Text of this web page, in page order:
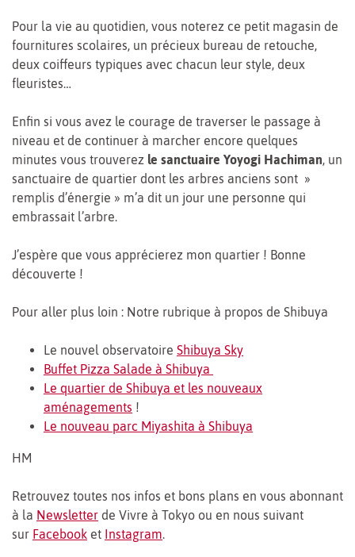
Pour la vie au quotidien, vous noterez ce petit magasin de
fournitures scolaires, un précieux bureau de retouche,
deux coiffeurs typiques avec chacun leur style, deux
fleuristes…
Enfin si vous avez le courage de traverser le passage à
niveau et de continuer à marcher encore quelques
minutes vous trouverez le sanctuaire Yoyogi Hachiman, un
sanctuaire de quartier dont les arbres anciens sont »
remplis d’énergie » m’a dit un jour une personne qui
embrassait l’arbre.
J’espère que vous apprécierez mon quartier ! Bonne
découverte !
Pour aller plus loin : Notre rubrique à propos de Shibuya
Le nouvel observatoire Shibuya Sky
Buffet Pizza Salade à Shibuya
Le quartier de Shibuya et les nouveaux
aménagements !
Le nouveau parc Miyashita à Shibuya
HM
Retrouvez toutes nos infos et bons plans en vous abonnant
à la Newsletter de Vivre à Tokyo ou en nous suivant
sur Facebook et Instagram.